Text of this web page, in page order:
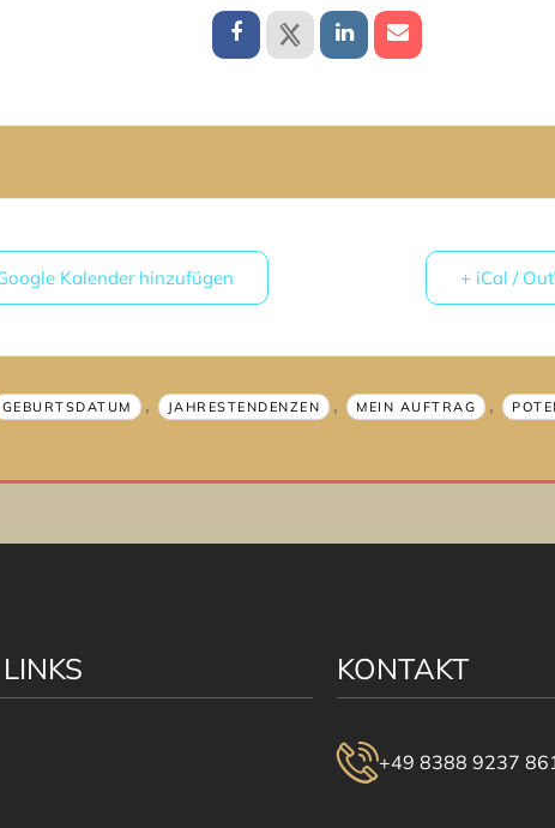
Kalender hinzufügen + iCal /
GEBURTSDATUM , JAHRESTENDENZEN , MEIN AUFTRAG ,
KONTAKT
+49 8388 9237